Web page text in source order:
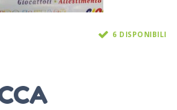
6 DISPONIBILI